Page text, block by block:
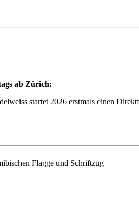
ab Zürich:
startet 2026 erstmals einen